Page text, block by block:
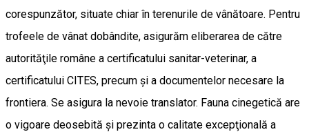
corespunzător, situate chiar în terenurile de vânătoare. Pentru
trofeele de vânat dobândite, asigurăm eliberarea de către
autorităţile române a certificatului sanitar-veterinar, a
certificatului CITES, precum şi a documentelor necesare la
frontiera. Se asigura la nevoie translator. Fauna cinegetică are
o vigoare deosebită şi prezinta o calitate excepţională a